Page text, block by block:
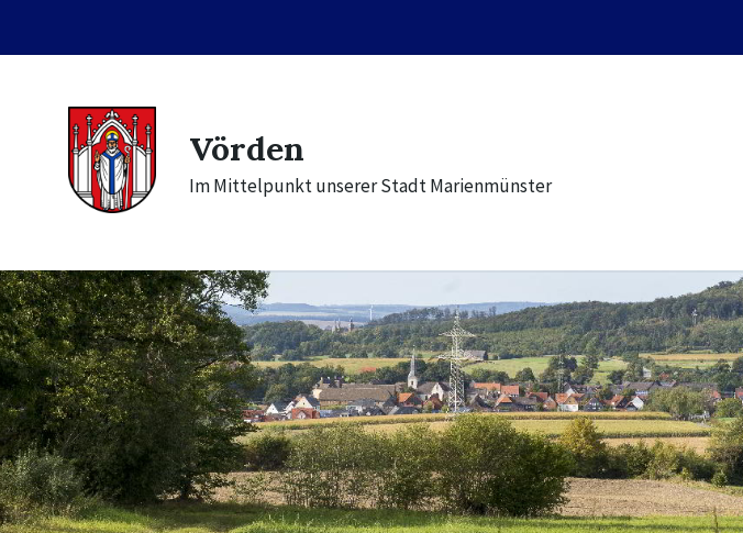
content
main
footer
Vörden
Im Mittelpunkt unserer Stadt Marienmünster